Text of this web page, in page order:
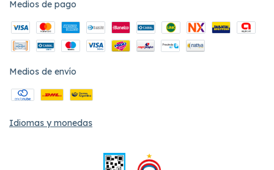
Medios de pago
Medios de envío
Idiomas y monedas